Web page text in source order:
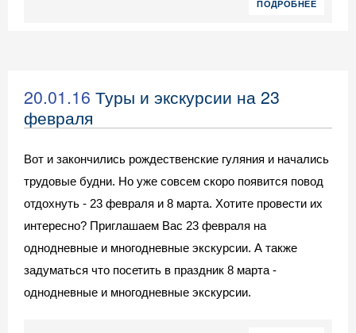
ПОДРОБНЕЕ
20.01.16 Туры и экскурсии на 23
февраля
Вот и закончились рождественские гуляния и начались
трудовые будни. Но уже совсем скоро появится повод
отдохнуть - 23 февраля и 8 марта. Хотите провести их
интересно? Приглашаем Вас 23 февраля на
однодневные и многодневные экскурсии. А также
задуматься что посетить в праздник 8 марта -
однодневные и многодневные экскурсии.